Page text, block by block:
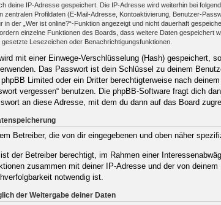
deine IP-Adresse gespeichert. Die IP-Adresse wird weiterhin bei
zentralen Profildaten (E-Mail-Adresse, Kontoaktivierung, Benutzer-
in der „Wer ist online?“-Funktion angezeigt und nicht dauerhaft
einzelne Funktionen des Boards, dass weitere Daten gespeichert
Lesezeichen oder Benachrichtigungsfunktionen.
mit einer Einwege-Verschlüsselung (Hash)
Das Passwort ist dein Schlüssel zu deinem
Limited oder ein Dritter berechtigterweise nach
vergessen“ benutzen. Die phpBB-Software fragt dich
an diese Adresse, mit dem du dann auf das Board
Betreiber, die von dir eingegebenen und oben näher
der Betreiber berechtigt, im Rahmen einer
zusammen mit deiner IP-Adresse und der von
notwendig ist.
der Weitergabe deiner Daten